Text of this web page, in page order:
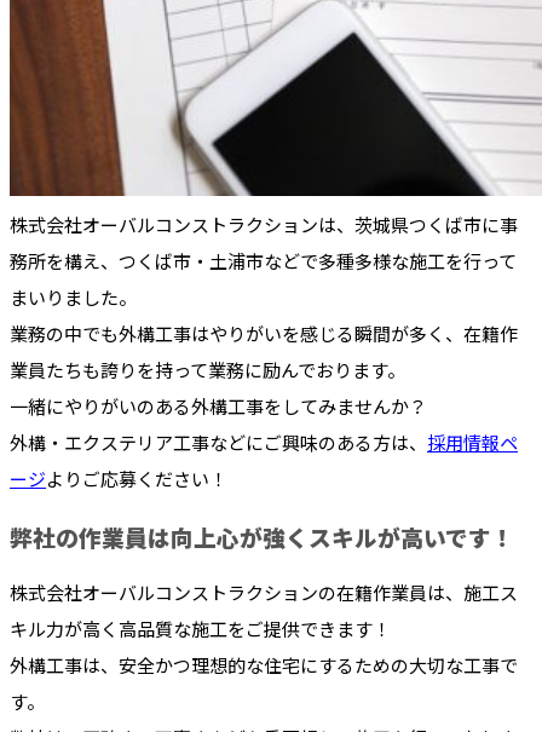
株式会社オーバルコンストラクションは、茨城県つくば市に事
務所を構え、つくば市・土浦市などで多種多様な施工を行って
まいりました。
業務の中でも外構工事はやりがいを感じる瞬間が多く、在籍作
業員たちも誇りを持って業務に励んでおります。
一緒にやりがいのある外構工事をしてみませんか？
外構・エクステリア工事などにご興味のある方は、 採用情報ペ
ージよりご応募ください！
弊社の作業員は向上心が強くスキルが高いです！
株式会社オーバルコンストラクションの在籍作業員は、施工ス
キル力が高く高品質な施工をご提供できます！
外構工事は、安全かつ理想的な住宅にするための大切な工事で
す。